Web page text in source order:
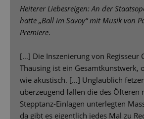
Heiterer Liebesreigen: An der
hatte „Ball im Savoy“ mit Musik von
Premiere.
[…] Die Inszenierung von Regisseur
Thausing ist ein Gesamtkunstwerk,
wie akustisch. […] Unglaublich
überzeugend fallen die des Öfteren
Stepptanz-Einlagen unterlegten
da gibt es eigentlich jedes Mal zu